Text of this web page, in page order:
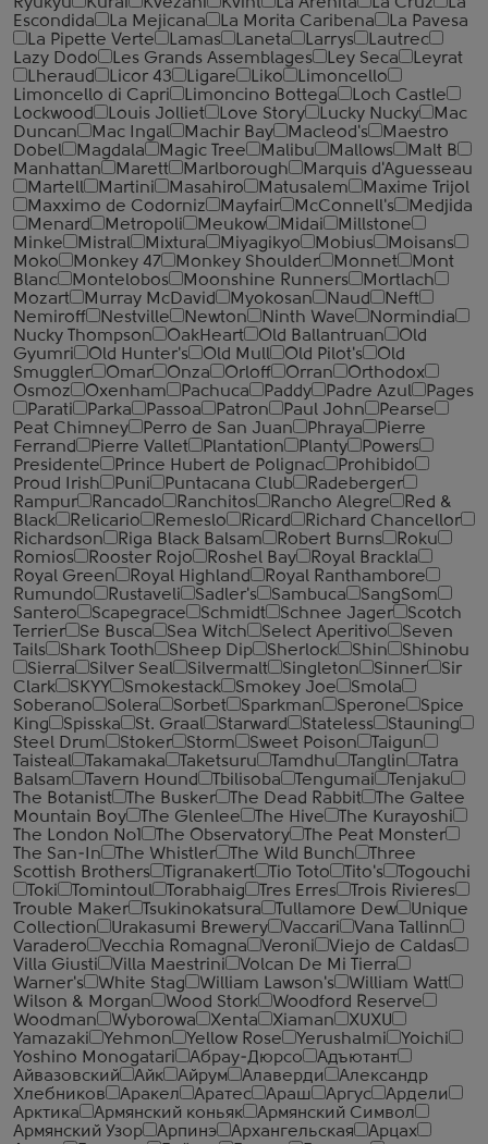
Escondida
La Mejicana La Morita Caribena
La Pavesa
La Pipette Verte
Lamas Laneta Larrys
Lautrec
Lazy Dodo
Les Grands Assemblages Ley Seca
Leyrat
Lheraud
Licor 43 Ligare Liko
Limoncello
Limoncello di Capri
Limoncino Bottega
Loch Castle
Lockwood
Louis Jolliet Love Story Lucky Nucky
Mac
Duncan
Mac Ingal Machir Bay Macleod's
Maestro
Dobel
Magdala Magic Tree Malibu Mallows
Malt B
Manhattan
Marett Marlborough
Marquis d'Aguesseau
Martell
Martini Masahiro Matusalem
Maxime Trijol
Maxximo de Codorniz
Mayfair McConnell's
Medjida
Menard
Metropoli Meukow Midai
Millstone
Minke
Mistral Mixtura Miyagikyo Mobius
Moisans
Moko
Monkey 47 Monkey Shoulder Monnet
Mont
Blanc
Montelobos Moonshine Runners
Mortlach
Mozart
Murray McDavid Myokosan Naud
Neft
Nemiroff
Nestville Newton Ninth Wave
Normindia
Nucky Thompson
OakHeart Old Ballantruan
Old
Gyumri
Old Hunter's Old Mull Old Pilot's
Old
Smuggler
Omar Onza Orloff Orran
Orthodox
Osmoz
Oxenham Pachuca Paddy Padre Azul
Pages
Parati
Parka Passoa Patron Paul John
Pearse
Peat Chimney
Perro de San Juan Phraya
Pierre
Ferrand
Pierre Vallet Plantation Planty
Powers
Presidente
Prince Hubert de Polignac
Prohibido
Proud Irish
Puni Puntacana Club
Radeberger
Rampur
Rancado Ranchitos Rancho Alegre
Red &
Black
Relicario Remeslo Ricard
Richard Chancellor
Richardson
Riga Black Balsam Robert Burns
Roku
Romios
Rooster Rojo Roshel Bay
Royal Brackla
Royal Green
Royal Highland
Royal Ranthambore
Rumundo
Rustaveli Sadler's Sambuca
SangSom
Santero
Scapegrace Schmidt Schnee Jager
Scotch
Terrier
Se Busca Sea Witch Select Aperitivo
Seven
Tails
Shark Tooth Sheep Dip Sherlock Shin
Shinobu
Sierra
Silver Seal Silvermalt Singleton Sinner
Sir
Clark
SKYY Smokestack Smokey Joe
Smola
Soberano
Solera Sorbet Sparkman Sperone
Spice
King
Spisska St. Graal Starward Stateless
Stauning
Steel Drum
Stoker Storm Sweet Poison
Taigun
Taisteal
Takamaka Taketsuru Tamdhu Tanglin
Tatra
Balsam
Tavern Hound Tbilisoba Tengumai
Tenjaku
The Botanist
The Busker The Dead Rabbit
The Galtee
Mountain Boy
The Glenlee The Hive
The Kurayoshi
The London №1
The Observatory
The Peat Monster
The San-In
The Whistler The Wild Bunch
Three
Scottish Brothers
Tigranakert Tio Toto Tito's
Togouchi
Toki
Tomintoul Torabhaig Tres Erres
Trois Rivieres
Trouble Maker
Tsukinokatsura Tullamore Dew
Unique
Collection
Urakasumi Brewery Vaccari
Vana Tallinn
Varadero
Vecchia Romagna Veroni
Viejo de Caldas
Villa Giusti
Villa Maestrini
Volcan De Mi Tierra
Warner's
White Stag William Lawson's
William Watt
Wilson & Morgan
Wood Stork
Woodford Reserve
Woodman
Wyborowa Xenta Xiaman
XUXU
Yamazaki
Yehmon Yellow Rose Yerushalmi
Yoichi
Yoshino Monogatari
Абрау-Дюрсо
Адъютант
Айвазовский
Айк Айрум Алаверди
Александр
Хлебников
Аракел Аратес Араш Аргус
Ардели
Арктика
Армянский коньяк
Армянский Символ
Армянский Узор
Арпинэ Архангельская
Арцах